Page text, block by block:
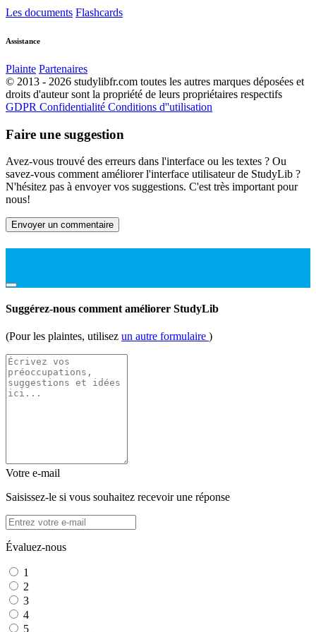
Les documents Flashcards
Assistance
Plainte Partenaires
© 2013 - 2026 studylibfr.com toutes les autres marques déposées et
droits d'auteur sont la propriété de leurs propriétaires respectifs
GDPR Confidentialité Conditions d''utilisation
Faire une suggestion
Avez-vous trouvé des erreurs dans l'interface ou les textes ? Ou
savez-vous comment améliorer l'interface utilisateur de StudyLib ?
N'hésitez pas à envoyer vos suggestions. C'est très important pour
nous!
Envoyer un commentaire
Suggérez-nous comment améliorer StudyLib
(Pour les plaintes, utilisez un autre formulaire )
Votre e-mail
Saisissez-le si vous souhaitez recevoir une réponse
Évaluez-nous
1
2
3
4
5